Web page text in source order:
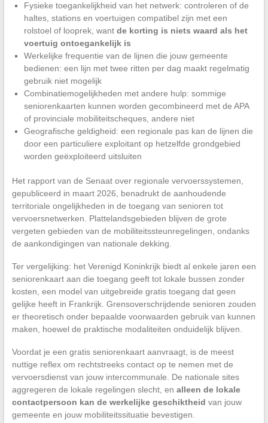
Fysieke toegankelijkheid van het netwerk: controleren of de
haltes, stations en voertuigen compatibel zijn met een
rolstoel of looprek, want de korting is niets waard als het
voertuig ontoegankelijk is
Werkelijke frequentie van de lijnen die jouw gemeente
bedienen: een lijn met twee ritten per dag maakt regelmatig
gebruik niet mogelijk
Combinatiemogelijkheden met andere hulp: sommige
seniorenkaarten kunnen worden gecombineerd met de APA
of provinciale mobiliteitscheques, andere niet
Geografische geldigheid: een regionale pas kan de lijnen die
door een particuliere exploitant op hetzelfde grondgebied
worden geëxploiteerd uitsluiten
Het rapport van de Senaat over regionale vervoerssystemen,
gepubliceerd in maart 2026, benadrukt de aanhoudende
territoriale ongelijkheden in de toegang van senioren tot
vervoersnetwerken. Plattelandsgebieden blijven de grote
vergeten gebieden van de mobiliteitssteunregelingen, ondanks
de aankondigingen van nationale dekking.
Ter vergelijking: het Verenigd Koninkrijk biedt al enkele jaren een
seniorenkaart aan die toegang geeft tot lokale bussen zonder
kosten, een model van uitgebreide gratis toegang dat geen
gelijke heeft in Frankrijk. Grensoverschrijdende senioren zouden
er theoretisch onder bepaalde voorwaarden gebruik van kunnen
maken, hoewel de praktische modaliteiten onduidelijk blijven.
Voordat je een gratis seniorenkaart aanvraagt, is de meest
nuttige reflex om rechtstreeks contact op te nemen met de
vervoersdienst van jouw intercommunale. De nationale sites
aggregeren de lokale regelingen slecht, en alleen de lokale
contactpersoon kan de werkelijke geschiktheid van jouw
gemeente en jouw mobiliteitssituatie bevestigen.